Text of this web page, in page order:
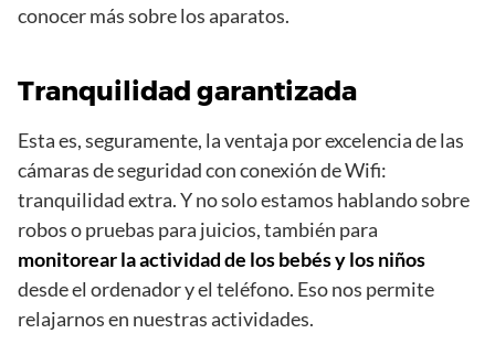
conocer más sobre los aparatos.
Tranquilidad garantizada
Esta es, seguramente, la ventaja por excelencia de las
cámaras de seguridad con conexión de Wifi:
tranquilidad extra. Y no solo estamos hablando sobre
robos o pruebas para juicios, también para
monitorear la actividad de los bebés y los niños
desde el ordenador y el teléfono. Eso nos permite
relajarnos en nuestras actividades.